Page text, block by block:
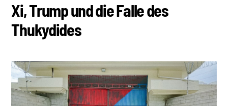
Xi, Trump und die Falle des
Thukydides